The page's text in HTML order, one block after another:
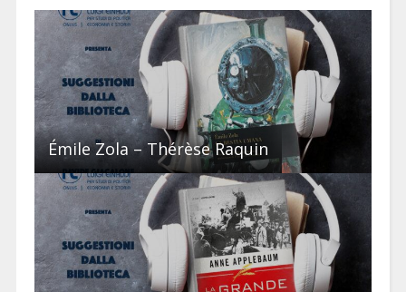
Émile Zola – Thérèse Raquin